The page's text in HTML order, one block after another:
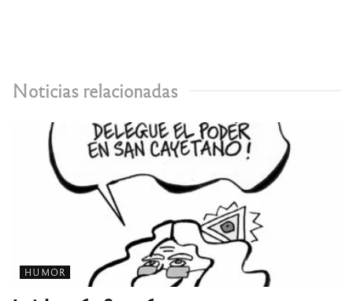
Noticias relacionadas
HUMOR